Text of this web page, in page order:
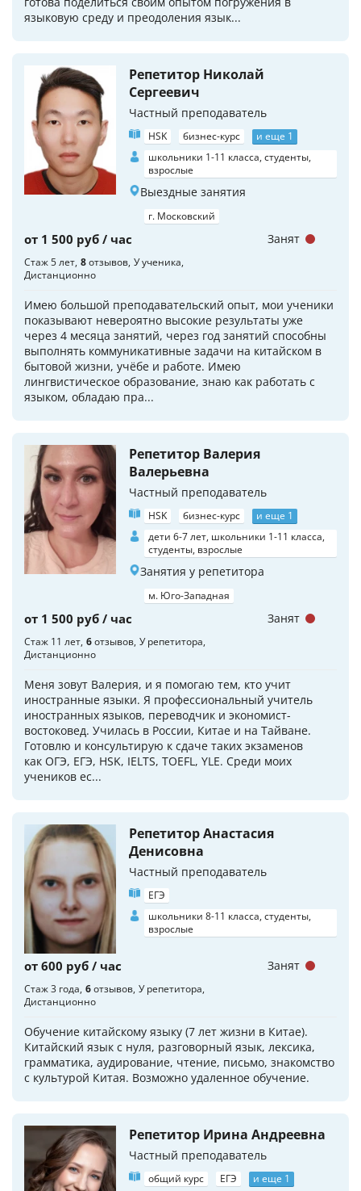
языковую среду и преодоления язык...
Репетитор Николай
Сергеевич
Частный преподаватель
HSK бизнес-курс
и еще 1
школьники 1-11 класса, студенты,
взрослые
Выездные занятия
г. Московский
от 1 500 руб / час
Стаж 5 лет 8отзывов У ученика
Дистанционно
Имею большой преподавательский опыт, мои ученики
показывают невероятно высокие результаты уже
через 4 месяца занятий, через год занятий способны
выполнять коммуникативные задачи на китайском в
бытовой жизни, учёбе и работе. Имею
лингвистическое образование, знаю как работать с
языком, обладаю пра...
Занят
Репетитор Валерия
Валерьевна
Частный преподаватель
HSK бизнес-курс
и еще 1
дети 6-7 лет, школьники 1-11 класса,
студенты, взрослые
Занятия у репетитора
м. Юго-Западная
от 1 500 руб / час
Стаж 11 лет 6отзывов У репетитора
Дистанционно
Меня зовут Валерия, и я помогаю тем, кто учит
иностранные языки. Я профессиональный учитель
иностранных языков, переводчик и экономист-
востоковед. Училась в России, Китае и на Тайване.
Готовлю и консультирую к сдаче таких экзаменов
как ОГЭ, ЕГЭ, HSK, IELTS, TOEFL, YLE. Среди моих
учеников ес...
Занят
Репетитор Анастасия
Денисовна
Частный преподаватель
ЕГЭ
школьники 8-11 класса, студенты,
взрослые
от 600 руб / час
Стаж 3 года 6отзывов У репетитора
Дистанционно
Обучение китайскому языку (7 лет жизни в Китае).
Китайский язык с нуля, разговорный язык, лексика,
грамматика, аудирование, чтение, письмо, знакомство
с культурой Китая. Возможно удаленное обучение.
Занят
Репетитор Ирина Андреевна
Частный преподаватель
общий курс ЕГЭ и еще 1